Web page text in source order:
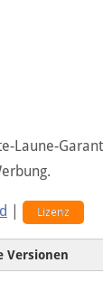
Laune-
Lizenz
Versionen